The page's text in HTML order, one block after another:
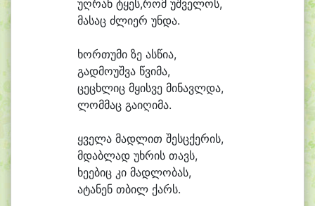
უღრან ტყეს,რომ უშველოს,
მასაც ძლიერ უნდა.
ხორთუმი ზე ასწია,
გადმოუშვა წვიმა,
ცეცხლიც მყისვე მინავლდა,
ლომმაც გაიღიმა.
ყველა მადლით შესცქერის,
მდაბლად უხრის თავს,
ხეებიც კი მადლობას,
ატანენ თბილ ქარს.